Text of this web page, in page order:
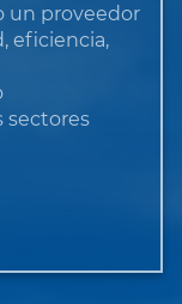
un proveedor
eficiencia,
sectores